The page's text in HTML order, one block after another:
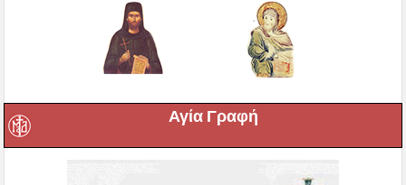
Αγία Γραφή